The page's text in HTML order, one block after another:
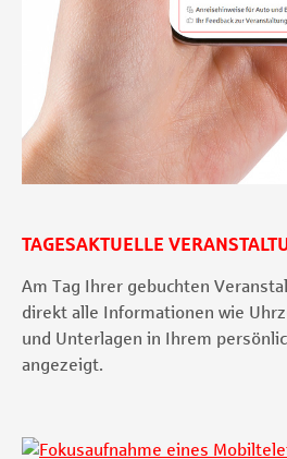
TAGESAKTUELLE
Am Tag Ihrer gebuchten
direkt alle Informationen wie
und Unterlagen in Ihrem
angezeigt.